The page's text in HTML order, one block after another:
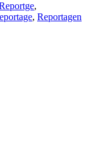
,
, Reportagen